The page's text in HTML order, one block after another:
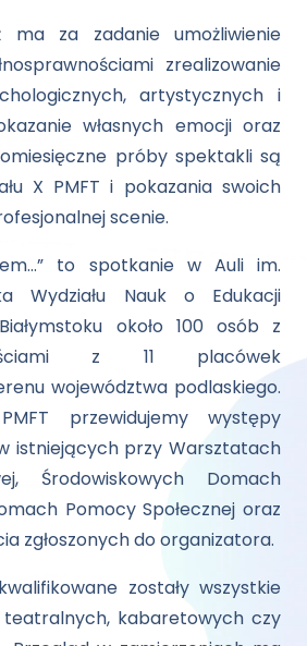
ma za zadanie umożliwienie
zrealizowanie
artystycznych i
własnych emocji oraz
próby spektakli są
X PMFT i pokazania swoich
scenie.
to spotkanie w Auli im.
Wydziału Nauk o Edukacji
około 100 osób z
z 11 placówek
województwa podlaskiego.
przewidujemy występy
istniejących przy Warsztatach
Środowiskowych Domach
Pomocy Społecznej oraz
zgłoszonych do organizatora.
zostały wszystkie
teatralnych, kabaretowych czy